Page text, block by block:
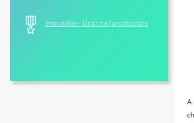
Immobilier - Droit de l’architecture
A